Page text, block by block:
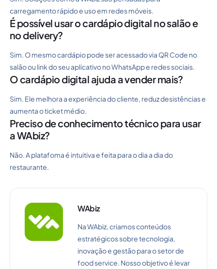
carregamento rápido e uso em redes móveis.
É possível usar o cardápio digital no salão e
no delivery?
Sim. O mesmo cardápio pode ser acessado via QR Code no
salão ou link do seu aplicativo no WhatsApp e redes sociais.
O cardápio digital ajuda a vender mais?
Sim. Ele melhora a experiência do cliente, reduz desistências e
aumenta o ticket médio.
Preciso de conhecimento técnico para usar
a WAbiz?
Não. A platafoma é intuitiva e feita para o dia a dia do
restaurante.
WAbiz
Na WAbiz, criamos conteúdos
estratégicos sobre tecnologia,
inovação e gestão para o setor de
food service. Nosso objetivo é levar